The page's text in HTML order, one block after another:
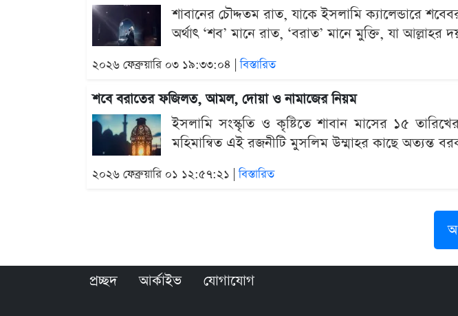
শাবানের চৌদ্দতম রাত, যাকে ইসলামি ক্যালেন্ডারে
অর্থাৎ ‘শব’ মানে রাত, ‘বরাত’ মানে মুক্তি, যা
২০২৬ ফেব্রুয়ারি ০৩ ১৯:৩৩:০৪ |বিস্তারিত
শবে বরাতের ফজিলত, আমল, দোয়া ও নামাজের নিয়ম
ইসলামি সংস্কৃতি ও কৃষ্টিতে শাবান মাসের ১৫
মহিমান্বিত এই রজনীটি মুসলিম উম্মাহর কাছে অত্যন্ত
২০২৬ ফেব্রুয়ারি ০১ ১২:৫৭:২১ |বিস্তারিত
প্রচ্ছদ আর্কাইভ যোগাযোগ